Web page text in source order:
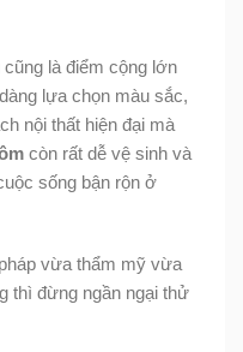
là điểm cộng lớn
lựa chọn màu sắc,
nội thất hiện đại mà
còn rất dễ vệ sinh và
sống bận rộn ở
vừa thẩm mỹ vừa
thì đừng ngần ngại thử